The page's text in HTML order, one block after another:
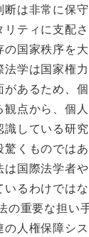
は非常に保
リティに支配
国家秩序を
法学は国家権
あるため、
点から、個
している研
驚くものでは
国際法学者
いるわけでは
の重要な担い
人権保障シ